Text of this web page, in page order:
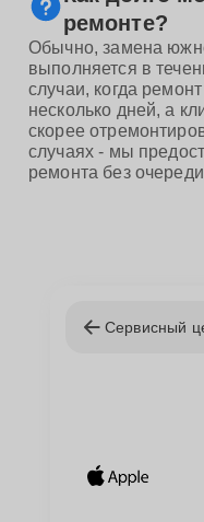
ремонте?
Обычно, замена
выполняется в
случаи, когда
несколько дней, а
скорее
случаях - мы
ремонта без
Сервисный